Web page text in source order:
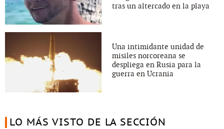
tras un altercado en la playa
Una intimidante unidad de
misiles norcoreana se
despliega en Rusia para la
guerra en Ucrania
LO MÁS VISTO DE LA SECCIÓN